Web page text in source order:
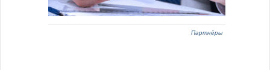
Партнёры